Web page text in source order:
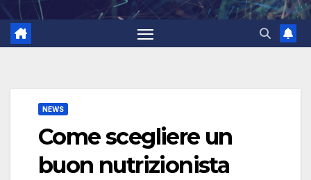
NEWS
Come scegliere un
buon nutrizionista